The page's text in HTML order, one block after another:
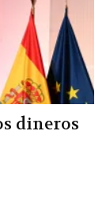
dineros